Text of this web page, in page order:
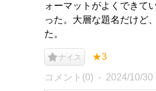
ォーマットがよくできて
った。大層な題名だけど
た。
ナイス ★3
コメント(0) 2024/10/30